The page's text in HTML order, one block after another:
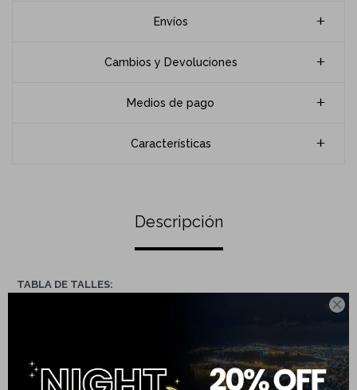

Envíos
Cambios y Devoluciones
Medios de pago
Características
Descripción
TABLA DE TALLES:
(cm)
66 68 70